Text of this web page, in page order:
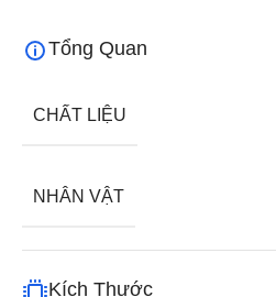
Tổng Quan
CHẤT LIỆU
NHÂN VẬT
Kích Thước